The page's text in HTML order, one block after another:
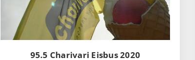
95.5 Charivari Eisbus 2020